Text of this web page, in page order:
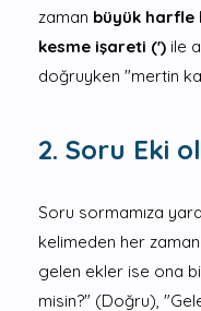
zaman büyük harfle
kesme işareti (') ile
doğruyken "mertin
2. Soru Eki
Soru sormamıza
kelimeden her zaman
gelen ekler ise ona
misin?" (Doğru),